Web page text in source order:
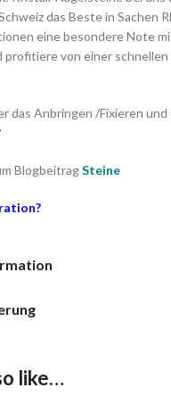
das Beste in Sachen
eine besondere Note
profitiere von einer
das Anbringen /Fixieren
BlogbeitragSteine
like…